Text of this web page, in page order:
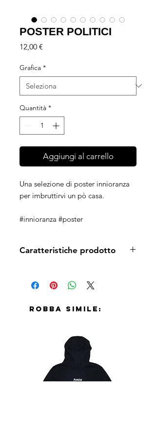
POSTER POLITICI
12,00 €
Grafica *
Quantità *
Aggiungi al carrello
Una selezione di poster innioranza
per imbruttirvi un pò casa.
#innioranza #poster
Caratteristiche prodotto
tubo protettivo a prova di corriere.
Robba simile: